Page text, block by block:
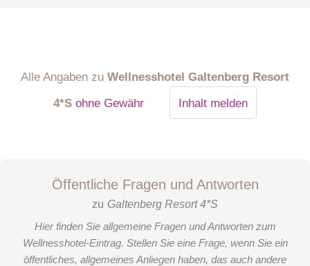
Alle Angaben zu Wellnesshotel Galtenberg Resort
4*S ohne Gewähr Inhalt melden
Öffentliche Fragen und Antworten
zu Galtenberg Resort 4*S
Hier finden Sie allgemeine Fragen und Antworten zum
Wellnesshotel-Eintrag. Stellen Sie eine Frage, wenn Sie ein
öffentliches, allgemeines Anliegen haben, das auch andere